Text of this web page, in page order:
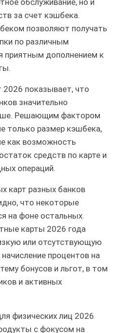
обслуживание, но и
за счет кэшбека.
позволяют получать
по различным
приятным дополнением к
2026 показывает, что
значительно
Решающим фактором
только размер кэшбека,
как возможность
средств по карте и
операций.
карт разных банков
что некоторые
на фоне остальных.
карты 2026 года
или отсутствующую
процентов на
бонусов и льгот, в том
и активных
физических лиц 2026
с фокусом на